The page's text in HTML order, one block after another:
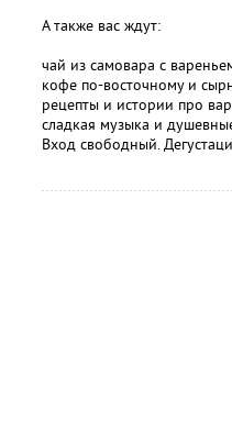
А также вас ждут:
чай из самовара с
кофе по-восточному и
рецепты и истории про
сладкая музыка и
Вход свободный.